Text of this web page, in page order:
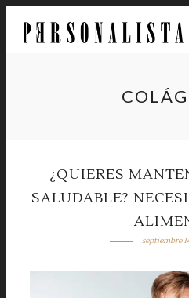
¿QUIERES
SALUDABLE?
septiembre